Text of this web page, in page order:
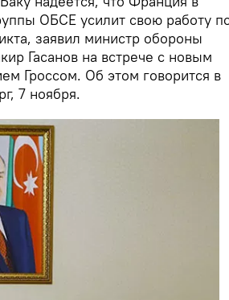
ОБСЕ усилит свою работу
заявил министр обороны
Гасанов на встрече с новым
Гроссом. Об этом говорится в
7 ноября.